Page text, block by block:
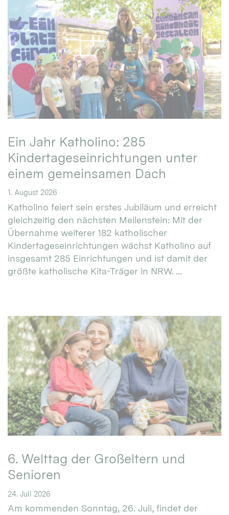
Ein Jahr Katholino: 285
Kindertageseinrichtungen unter
einem gemeinsamen Dach
1. August 2026
Katholino feiert sein erstes Jubiläum und erreicht
gleichzeitig den nächsten Meilenstein: Mit der
Übernahme weiterer 182 katholischer
Kindertageseinrichtungen wächst Katholino auf
insgesamt 285 Einrichtungen und ist damit der
größte katholische Kita-Träger in NRW. ...
6. Welttag der Großeltern und
Senioren
24. Juli 2026
Am kommenden Sonntag, 26. Juli, findet der